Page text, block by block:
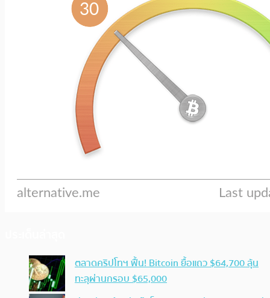
ตลาดคริปโทฯ ฟื้น! Bitcoin ยื้อแถว $64,700 ลุ้น
ทะลุผ่านกรอบ $65,000